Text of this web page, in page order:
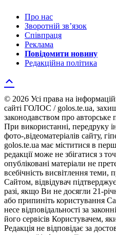
Про нас
Зворотній зв’язок
Співпраця
Реклама
Повідомити новину
Редакційна політика
© 2026 Усі права на
сайті ГОЛОС / golos.te.ua,
законодавством про авторське
При використанні, передруку
фото-,відеоматеріалів сайту,
golos.te.ua має міститися в
редакції може не збігатися з
опубліковані матеріали не
всебічність висвітлення
Сайтом, відвідувач
разі, якщо Ви не досягли 21-
або припиніть користування
несе відповідальності за
його сервісів Користувачем,
Редакція не відповідає за